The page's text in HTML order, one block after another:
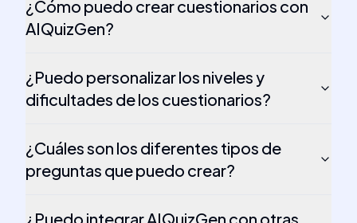
¿Cómo puedo crear cuestionarios con
AIQuizGen?
¿Puedo personalizar los niveles y
dificultades de los cuestionarios?
¿Cuáles son los diferentes tipos de
preguntas que puedo crear?
¿Puedo integrar AIQuizGen con otras